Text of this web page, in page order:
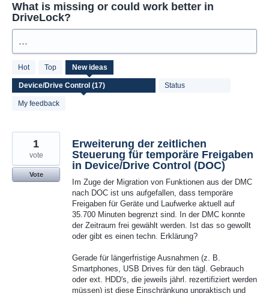
What is missing or could work better in
DriveLock?
...
Hot Top New ideas
Status
My feedback
17
results
found
Erweiterung der zeitlichen
Steuerung für temporäre Freigaben
in Device/Drive Control (DOC)
Im Zuge der Migration von Funktionen aus der DMC
nach DOC ist uns aufgefallen, dass temporäre
Freigaben für Geräte und Laufwerke aktuell auf
35.700 Minuten begrenzt sind. In der DMC konnte
der Zeitraum frei gewählt werden. Ist das so gewollt
oder gibt es einen techn. Erklärung?
Gerade für längerfristige Ausnahmen (z. B.
Smartphones, USB Drives für den tägl. Gebrauch
oder ext. HDD's, die jeweils jährl. rezertifiziert werden
müssen) ist diese Einschränkung unpraktisch und
1
vote
Vote